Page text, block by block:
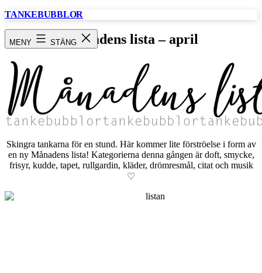
Hoppa
TANKEBUBBLOR
MENY STÄNGMånadens lista – april
Skingra tankarna för en stund. Här kommer lite förströelse i form av
en ny Månadens lista! Kategorierna denna gången är doft, smycke,
frisyr, kudde, tapet, rullgardin, kläder, drömresmål, citat och musik
♡